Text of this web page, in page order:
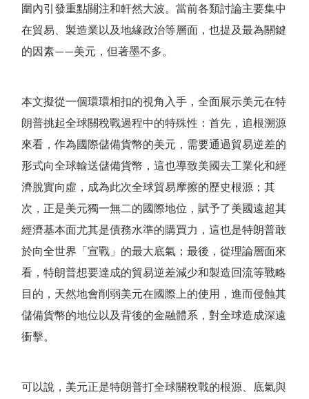
圍內引發重點關注和軒然大波。當前各類討論主要集中
在貿易、製造業以及地緣政治等層面，也提及最為關鍵
的因素——美元，但著墨不多。
本文擬從一個環環相扣的視角入手，全面展示美元在特
朗普挑起全球關稅戰過程中的特殊性：首先，追根溯源
來看，作為國際儲備貨幣的美元，需要通過貿易逆差的
形式向全球輸送儲備貨幣，這也導致美國去工業化和經
濟脫實向虛，成為此次全球貿易摩擦的歷史根源；其
次，正是美元獨一無二的國際地位，賦予了美國遠超其
經濟基本面尤其是債務水準的購買力，這也是特朗普敢
於向全世界 「宣戰 」 的最大底氣；最後，從理論層面來
看，特朗普想要達成的貿易逆差減少和製造回流等戰略
目的，天然地會削弱美元在國際上的使用，進而侵蝕其
儲備貨幣的地位以及背後的金融體系，對全球造成深遠
衝擊。
可以說，美元正是特朗普打全球關稅戰的根源、底氣與